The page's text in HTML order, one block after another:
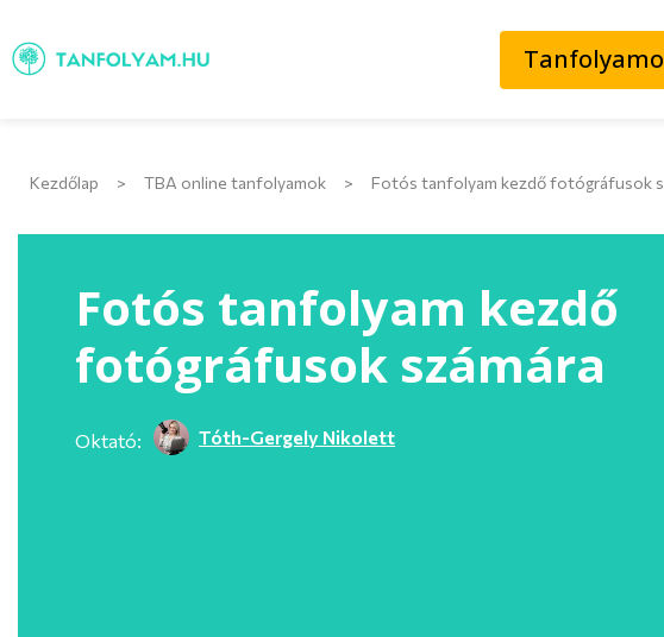
Kezdőlap > TBA online tanfolyamok > Fotós tanfolyam kezdő fotógráfusok
Fotós tanfolyam kezdő
fotógráfusok számára
Oktató: Tóth-Gergely Nikolett